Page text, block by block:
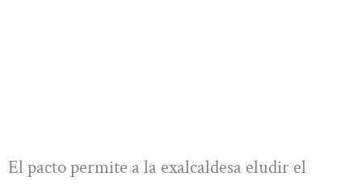
El pacto permite a la exalcaldesa eludir el